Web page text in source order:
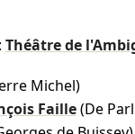
Théâtre de
Michel)
Faille (De